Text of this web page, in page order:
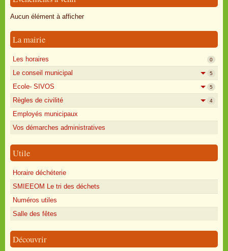
Oisly autrefois
Annonces
Aucun élément à afficher
La mairie
Les horaires 0
Le conseil municipal 5
Ecole- SIVOS 5
Règles de civilité 4
Employés municipaux
Vos démarches administratives
Utile
Horaire déchéterie
SMIEEOM Le tri des déchets
Numéros utiles
Salle des fêtes
Découvrir